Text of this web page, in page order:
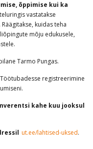
õppimise kui ka
vastatakse
kuidas teha
mõju edukusele,
Tarmo Pungas.
registreerimine
kahe kuu jooksul
ut.ee/lahtised-uksed.